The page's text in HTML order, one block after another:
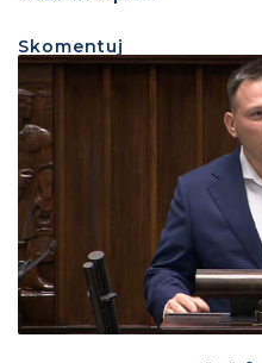
Skomentuj